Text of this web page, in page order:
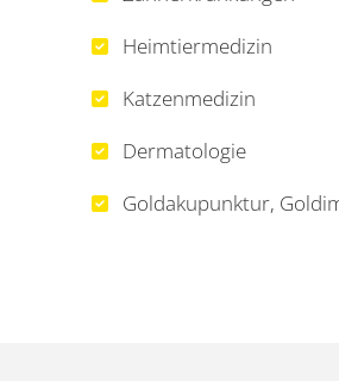
Heimtiermedizin
Katzenmedizin
Dermatologie
Goldakupunktur,